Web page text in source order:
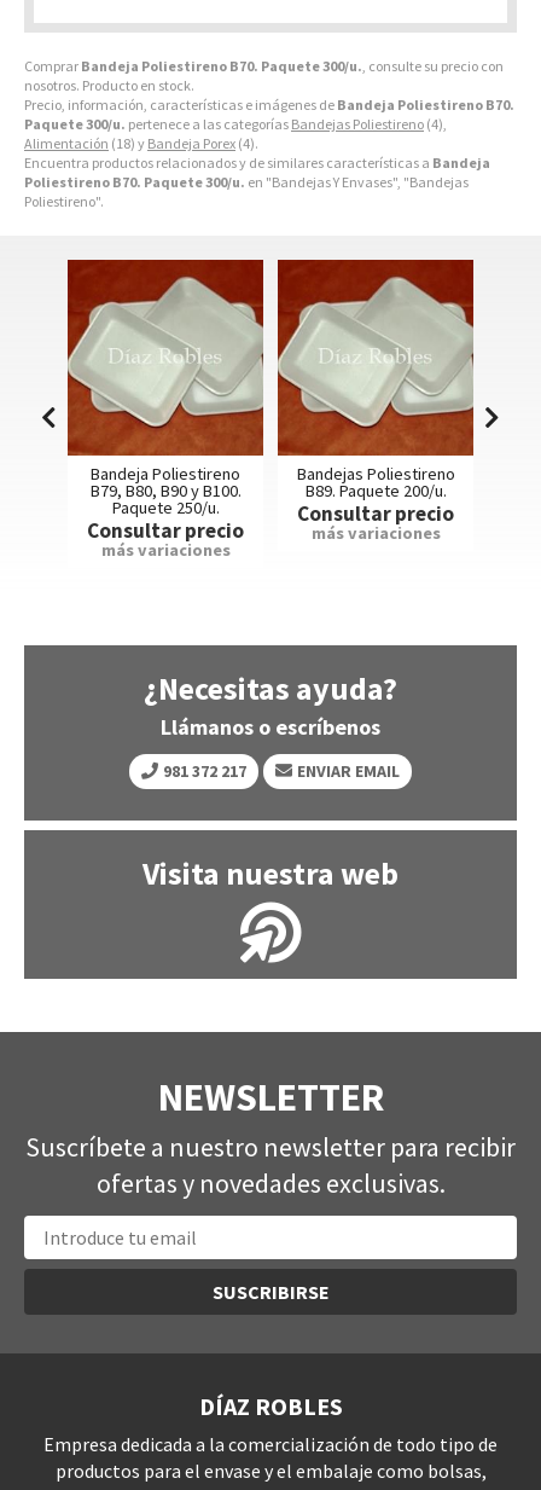
Comprar Bandeja Poliestireno B70. Paquete 300/u. , consulte su precio con
nosotros. Producto en stock.
Precio, información, características e imágenes de Bandeja Poliestireno B70.
Paquete 300/u. pertenece a las categorías Bandejas Poliestireno (4),
Alimentación (18) y Bandeja Porex (4).
Encuentra productos relacionados y de similares características a Bandeja
Poliestireno B70. Paquete 300/u. en "Bandejas Y Envases", "Bandejas
Poliestireno".
Bandejas Poliestireno
B89. Paquete 200/u.
Consultar precio
más variaciones
Bandeja Poliestireno
B199 y B200. Paquete
90/u.
Consultar precio
¿Necesitas ayuda?
Llámanos o escríbenos
981 372 217 ENVIAR EMAIL
Visita nuestra web
NEWSLETTER
Suscríbete a nuestro newsletter para recibir
ofertas y novedades exclusivas.
SUSCRIBIRSE
DÍAZ ROBLES
Empresa dedicada a la comercialización de todo tipo de
productos para el envase y el embalaje como bolsas,